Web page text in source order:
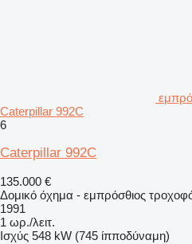
Caterpillar 992C
6
Caterpillar 992C
135.000 €
Δομικό όχημα - εμπρόσθιος
1991
1 ωρ./λειτ.
Ισχύς 548 kW (745 ίπποδύναμη)